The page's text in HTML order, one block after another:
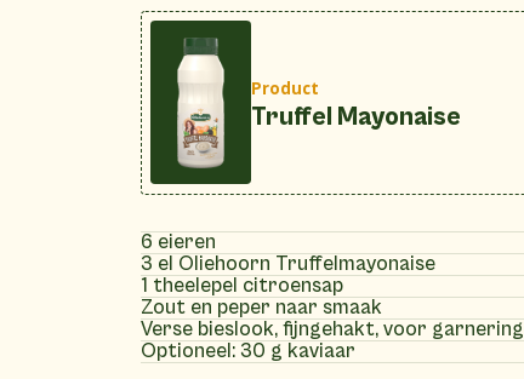
Product
Truffel Mayonaise
6 eieren
3 el Oliehoorn Truffelmayonaise
1 theelepel citroensap
Zout en peper naar smaak
Verse bieslook, fijngehakt, voor garnering
Optioneel: 30 g kaviaar